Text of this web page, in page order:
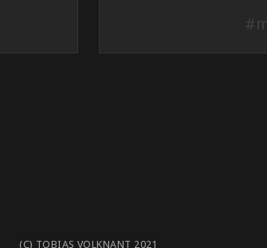
(C) TOBIAS VOLKNANT 2021